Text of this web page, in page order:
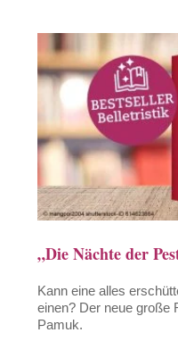
„Die Nächte der
Kann eine alles
einen? Der neue große
Pamuk.